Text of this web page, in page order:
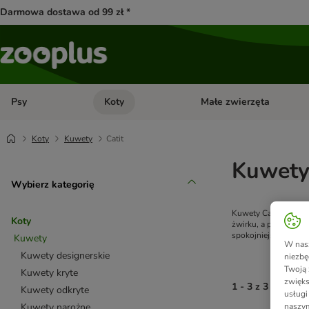
Darmowa dostawa od 99 zł *
Psy Otwórz menu kategorii: Psy
Koty Otwórz menu kategorii: Koty
Małe zwierzęta
Koty Kuwety Catit
Wybierz kategorię
Koty
Kuwety
Kuwety designerskie
Kuwety kryte
Kuwety odkryte
Kuwety Catit
żwirku, a
spokojniejszym,
1 - 3 z 3
W
Twoją